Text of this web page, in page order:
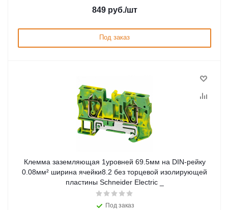
849руб./шт
Под заказ
Клемма заземляющая 1уровней 69.5мм на DIN-рейку
0.08мм² ширина ячейки8.2 без торцевой изолирующей
пластины Schneider Electric _
Под заказ